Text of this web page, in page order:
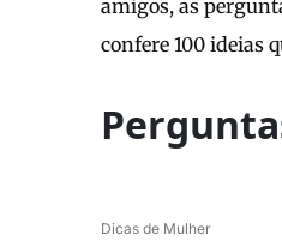
amigos, as
confere 100 ideias
Dicas de Mulher